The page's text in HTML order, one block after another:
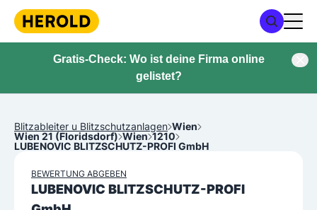
Gratis-Check: Wo ist deine Firma online
gelistet?
Blitzableiter u Blitzschutzanlagen Wien
Wien 21 (Floridsdorf) Wien 1210
LUBENOVIC BLITZSCHUTZ-PROFI GmbH
BEWERTUNG ABGEBEN
LUBENOVIC BLITZSCHUTZ-PROFI